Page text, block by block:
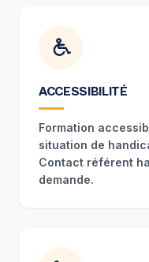
ACCESSIBILITÉ
Formation
situation de
Contact référent
demande.